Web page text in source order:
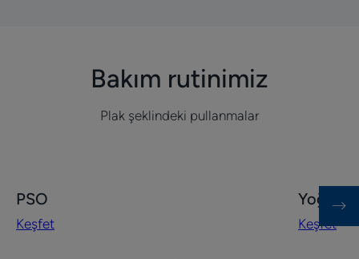
Bakım rutinimiz
Plak şeklindeki pullanmalar
PSO
PSO
Keşfet
Keşfet
Yoğun
pullanma
Yoğun
Keşfet